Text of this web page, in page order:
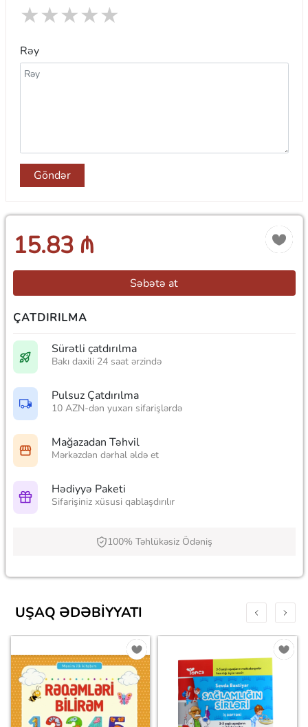
★
★
★
★
★
Rəy
Göndər
15.83 ₼
Səbətə at
ÇATDIRILMA
Sürətli çatdırılma
Bakı daxili 24 saat ərzində
Pulsuz Çatdırılma
10 AZN-dən yuxarı sifarişlərdə
Mağazadan Təhvil
Mərkəzdən dərhal əldə et
Hədiyyə Paketi
Sifarişiniz xüsusi qablaşdırılır
100% Təhlükəsiz Ödəniş
UŞAQ ƏDƏBIYYATI